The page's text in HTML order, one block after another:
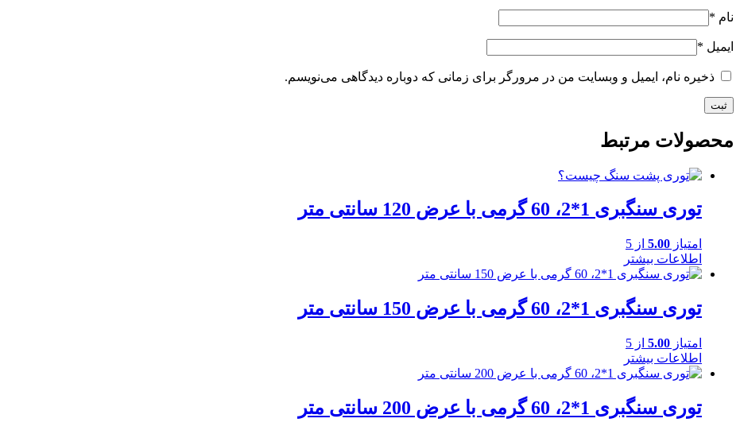
نام *
ایمیل *
ذخیره نام، ایمیل و وبسایت من در مرورگر برای زمانی که دوباره دیدگاهی می‌نویسم.
محصولات مرتبط
توری سنگبری 1*2، 60 گرمی با عرض 120 سانتی متر
امتیاز 5.00 از 5
اطلاعات بیشتر
توری سنگبری 1*2، 60 گرمی با عرض 150 سانتی متر
امتیاز 5.00 از 5
اطلاعات بیشتر
توری سنگبری 1*2، 60 گرمی با عرض 200 سانتی متر